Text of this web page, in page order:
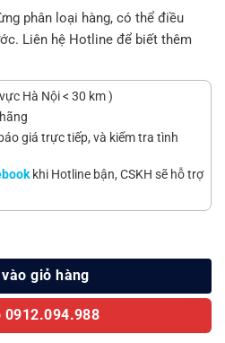
phân loại hàng, có thể điều
Liên hệ Hotline để biết thêm
Hà Nội < 30 km )
giá trực tiếp, và kiểm tra tình
khi Hotline bận, CSKH sẽ hỗ trợ
BTU 1 chiều CU/CS-U18ZKH-8
giỏ hàng
0912.094.988